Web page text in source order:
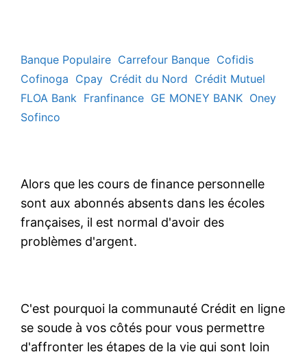
Banque Populaire Carrefour Banque Cofidis
Cofinoga Cpay Crédit du Nord Crédit Mutuel
FLOA Bank Franfinance GE MONEY BANK Oney
Sofinco
Alors que les cours de finance personnelle
sont aux abonnés absents dans les écoles
françaises, il est normal d'avoir des
problèmes d'argent.
C'est pourquoi la communauté Crédit en ligne
se soude à vos côtés pour vous permettre
d'affronter les étapes de la vie qui sont loin